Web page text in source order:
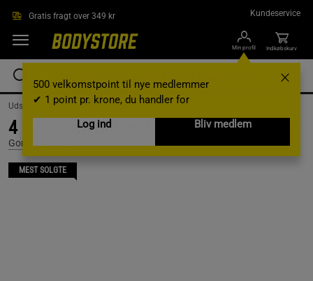
Gratis fragt over 349 kr Kundeservice
Min profil
500 velkomstpoint til nye medlemmer
✔ 1 point pr. krone, du handler for
Log ind
Bliv medlem
Indkøbskurv
Udstyr og tilbehør /Træningsudstyr /Træningsbælte
4 Inch Powerlifting Lever Belt, Black, S/M
Gorilla Wear Gear
MEST SOLGTE